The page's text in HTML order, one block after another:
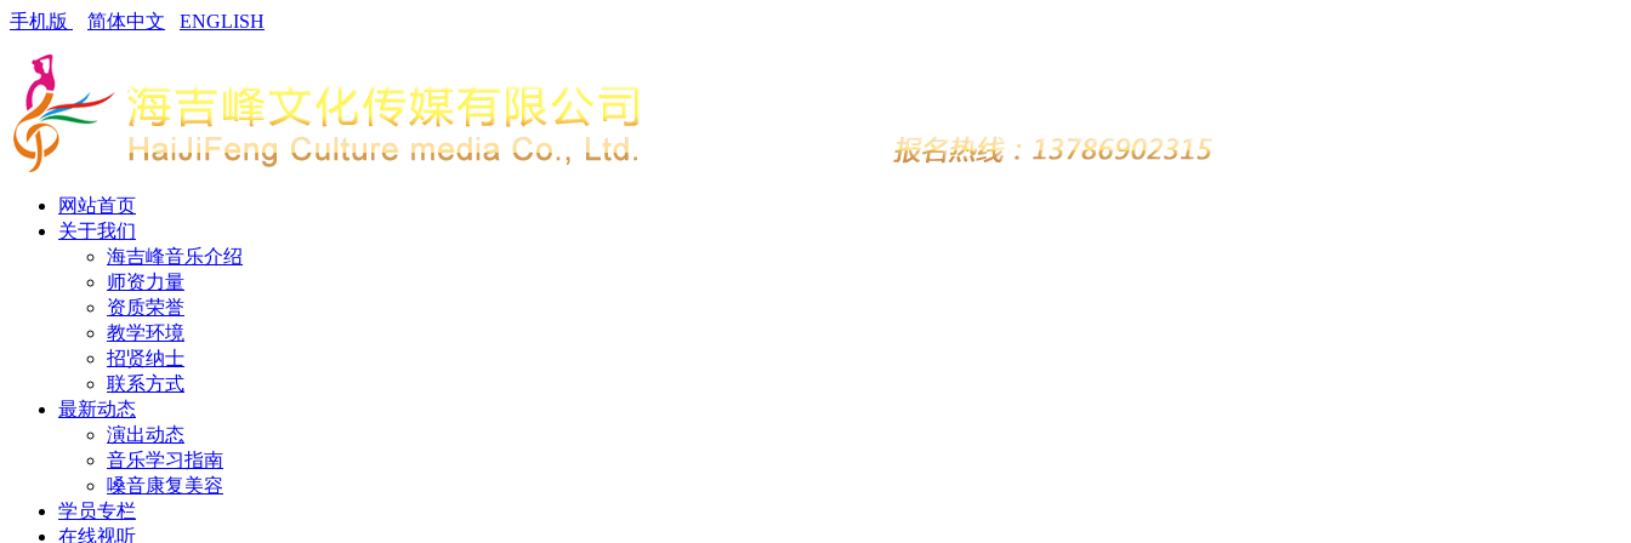
手机版 简体中文 ENGLISH
网站首页
关于我们
海吉峰音乐介绍
师资力量
资质荣誉
教学环境
招贤纳士
联系方式
最新动态
演出动态
音乐学习指南
嗓音康复美容
学员专栏
在线视听